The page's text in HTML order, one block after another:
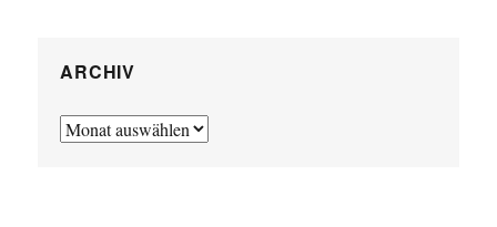
ARCHIV
Archiv